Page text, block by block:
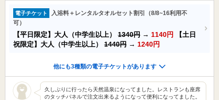
電子チケット
入浴料＋レンタルタオルセット割引（8/8~16利用不
可）
【平日限定】大人（中学生以上） 1340円 → 1140円
【土日
祝限定】大人（中学生以上） 1440円 → 1240円
他にも3種類の電子チケットがあります
久しぶりに行ったら天然温泉になってました。レストランも座席
のタッチパネルで注文出来るようになって便利になってました。